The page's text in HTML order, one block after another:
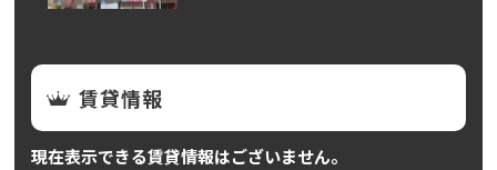
賃貸情報
現在表示できる賃貸情報はございません。